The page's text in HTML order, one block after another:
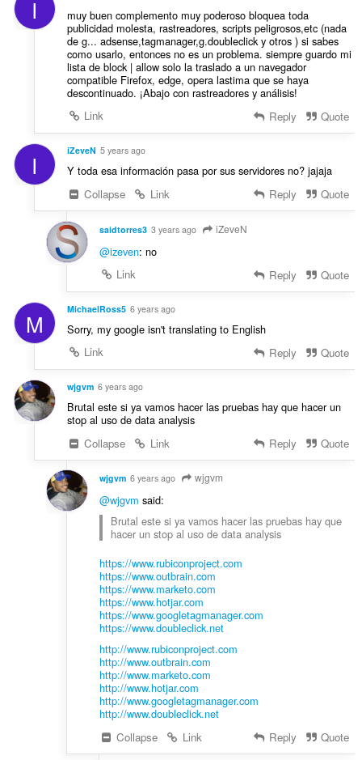
I
muy buen complemento muy poderoso bloquea toda
publicidad molesta, rastreadores, scripts peligrosos,etc (nada
de g... adsense,tagmanager,g.doubleclick y otros ) si sabes
como usarlo, entonces no es un problema. siempre guardo mi
lista de block | allow solo la traslado a un navegador
compatible Firefox, edge, opera lastima que se haya
descontinuado. ¡Abajo con rastreadores y análisis!
Link
Reply Quote
I iZeveN 5 years ago
Y toda esa información pasa por sus servidores no? jajaja
Collapse
Link Reply Quote
saidtorres3 3 years ago iZeveN
@izeven: no
Link
Reply Quote
M MichaelRoss5 6 years ago
Sorry, my google isn't translating to English
Link
Reply Quote
wjgvm 6 years ago
Brutal este si ya vamos hacer las pruebas hay que hacer un
stop al uso de data analysis
Collapse
Link Reply Quote
wjgvm 6 years ago wjgvm
@wjgvm said:
Brutal este si ya vamos hacer las pruebas hay que
hacer un stop al uso de data analysis
https://www.rubiconproject.com
https://www.outbrain.com
https://www.marketo.com
https://www.hotjar.com
https://www.googletagmanager.com
https://www.doubleclick.net
http://www.rubiconproject.com
http://www.outbrain.com
http://www.marketo.com
http://www.hotjar.com
http://www.googletagmanager.com
http://www.doubleclick.net
Collapse
Link Reply Quote